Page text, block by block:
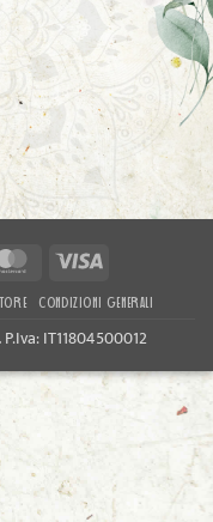
MasterCardVisa
CONDIZIONI GENERALI
P.Iva: IT11804500012